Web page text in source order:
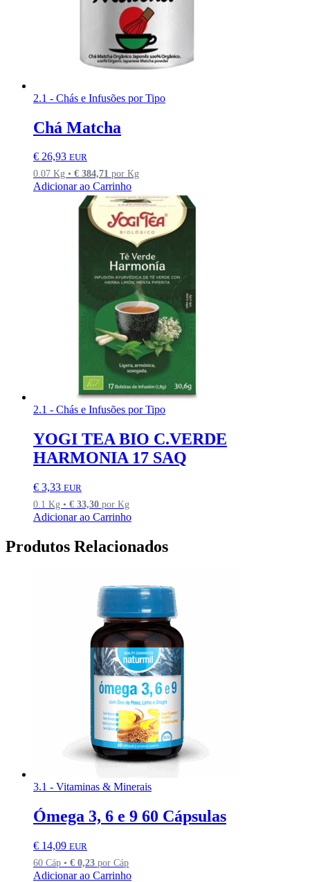
2.1 - Chás e Infusões por Tipo
Chá Matcha
€ 26,93 EUR
0.07 Kg • € 384,71 por Kg
Adicionar ao Carrinho
2.1 - Chás e Infusões por Tipo
YOGI TEA BIO C.VERDE
HARMONIA 17 SAQ
€ 3,33 EUR
0.1 Kg • € 33,30 por Kg
Adicionar ao Carrinho
Produtos Relacionados
3.1 - Vitaminas & Minerais
Ómega 3, 6 e 9 60 Cápsulas
€ 14,09 EUR
60 Cáp • € 0,23 por Cáp
Adicionar ao Carrinho